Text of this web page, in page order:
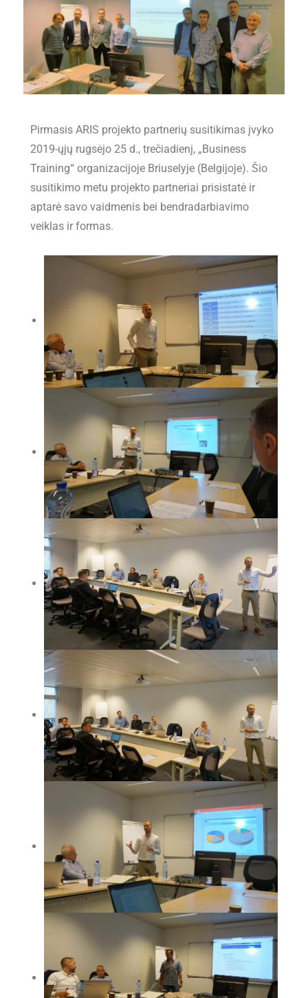
Pirmasis ARIS projekto partnerių susitikimas įvyko
2019-ųjų rugsėjo 25 d., trečiadienį, „Business
Training“ organizacijoje Briuselyje (Belgijoje). Šio
susitikimo metu projekto partneriai prisistatė ir
aptarė savo vaidmenis bei bendradarbiavimo
veiklas ir formas.